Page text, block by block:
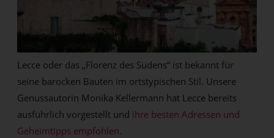
Lecce oder das „Florenz des Südens“ ist bekannt für
seine barocken Bauten im ortstypischen Stil. Unsere
Genussautorin Monika Kellermann hat Lecce bereits
ausführlich vorgestellt und ihre besten Adressen und
Geheimtipps empfohlen.